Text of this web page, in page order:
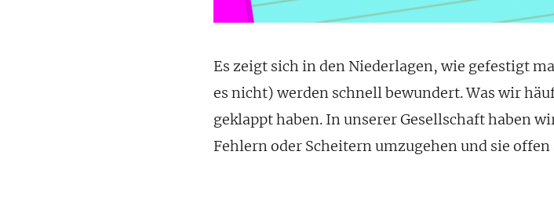
Es zeigt sich in den Niederlagen, wie gefestigt
es nicht) werden schnell bewundert. Was wir
geklappt haben. In unserer Gesellschaft haben
Fehlern oder Scheitern umzugehen und sie